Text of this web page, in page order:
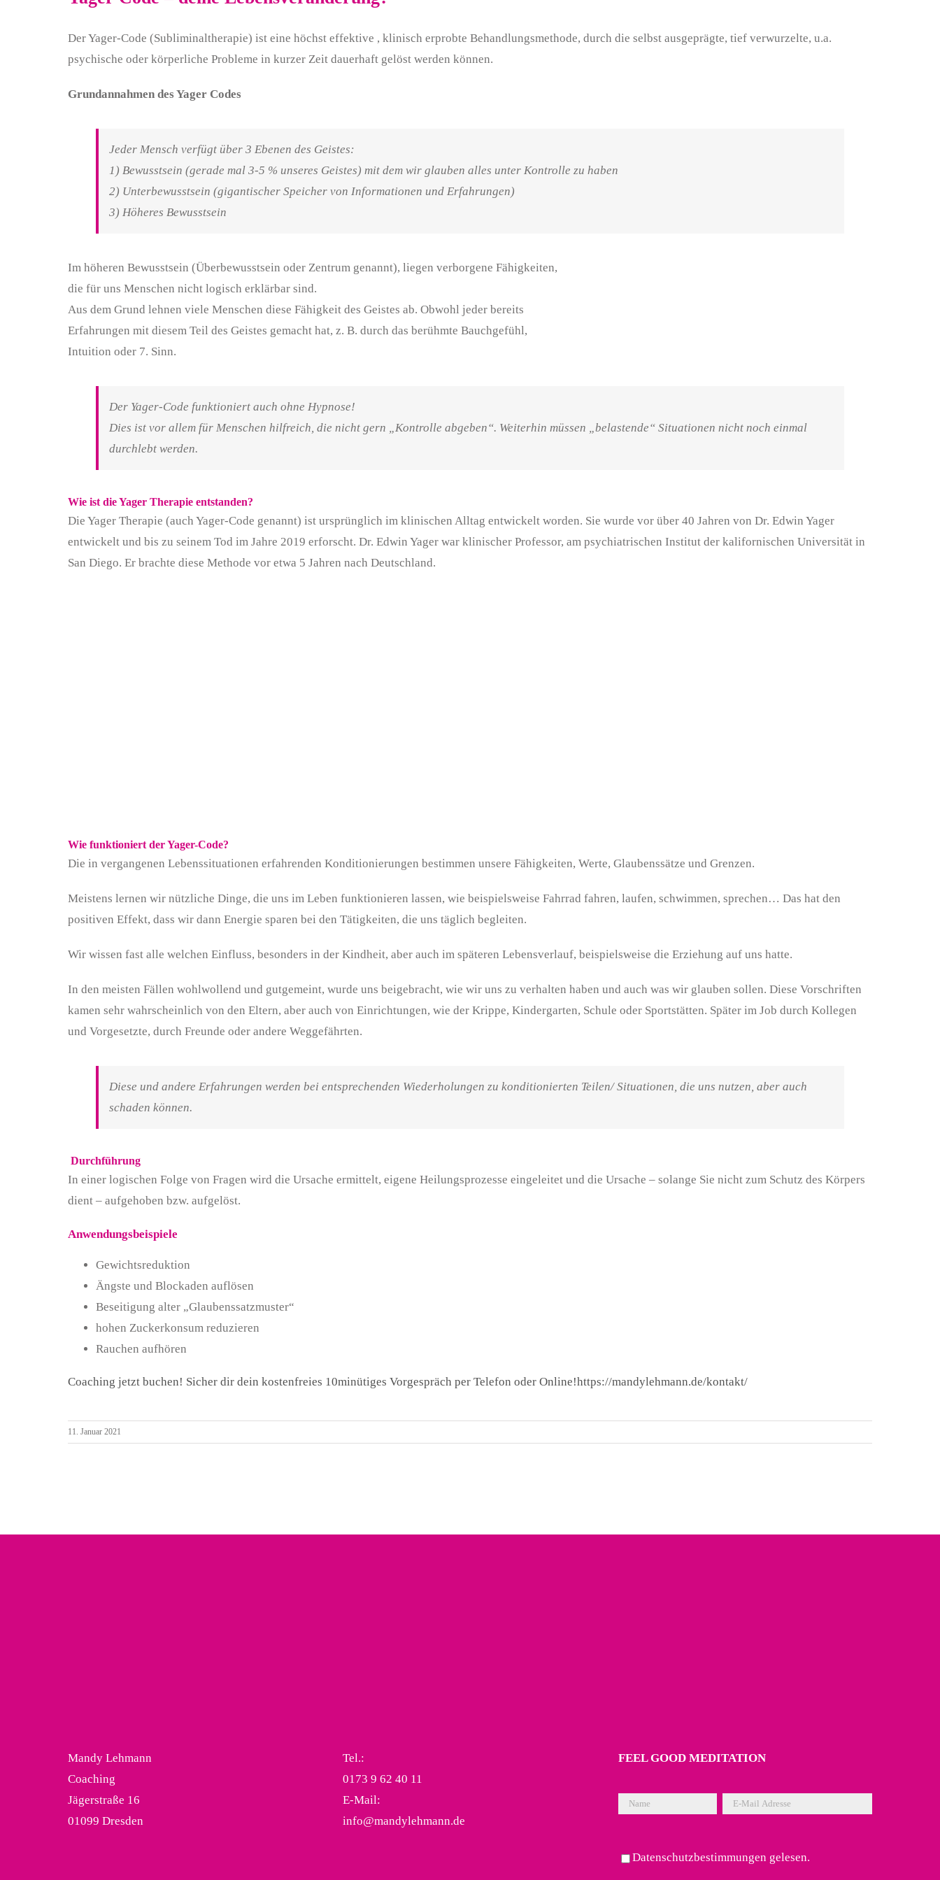
Der Yager-Code (Subliminaltherapie) ist eine höchst effektive , klinisch erprobte Behandlungsmethode, durch die selbst ausgeprägte, tief verwurzelte, u.a.
psychische oder körperliche Probleme in kurzer Zeit dauerhaft gelöst werden können.
Grundannahmen des Yager Codes
Jeder Mensch verfügt über 3 Ebenen des Geistes:
1) Bewusstsein (gerade mal 3-5 % unseres Geistes) mit dem wir glauben alles unter Kontrolle zu haben
2) Unterbewusstsein (gigantischer Speicher von Informationen und Erfahrungen)
3) Höheres Bewusstsein
Im höheren Bewusstsein (Überbewusstsein oder Zentrum genannt), liegen verborgene Fähigkeiten,
die für uns Menschen nicht logisch erklärbar sind.
Aus dem Grund lehnen viele Menschen diese Fähigkeit des Geistes ab. Obwohl jeder bereits
Erfahrungen mit diesem Teil des Geistes gemacht hat, z. B. durch das berühmte Bauchgefühl,
Intuition oder 7. Sinn.
Der Yager-Code funktioniert auch ohne Hypnose!
Dies ist vor allem für Menschen hilfreich, die nicht gern „Kontrolle abgeben“. Weiterhin müssen „belastende“ Situationen nicht noch einmal
durchlebt werden.
Wie ist die Yager Therapie entstanden?
Die Yager Therapie (auch Yager-Code genannt) ist ursprünglich im klinischen Alltag entwickelt worden. Sie wurde vor über 40 Jahren von Dr. Edwin Yager
entwickelt und bis zu seinem Tod im Jahre 2019 erforscht. Dr. Edwin Yager war klinischer Professor, am psychiatrischen Institut der kalifornischen Universität in
San Diego. Er brachte diese Methode vor etwa 5 Jahren nach Deutschland.
Wie funktioniert der Yager-Code?
Die in vergangenen Lebenssituationen erfahrenden Konditionierungen bestimmen unsere Fähigkeiten, Werte, Glaubenssätze und Grenzen.
Meistens lernen wir nützliche Dinge, die uns im Leben funktionieren lassen, wie beispielsweise Fahrrad fahren, laufen, schwimmen, sprechen… Das hat den
positiven Effekt, dass wir dann Energie sparen bei den Tätigkeiten, die uns täglich begleiten.
Wir wissen fast alle welchen Einfluss, besonders in der Kindheit, aber auch im späteren Lebensverlauf, beispielsweise die Erziehung auf uns hatte.
In den meisten Fällen wohlwollend und gutgemeint, wurde uns beigebracht, wie wir uns zu verhalten haben und auch was wir glauben sollen. Diese Vorschriften
kamen sehr wahrscheinlich von den Eltern, aber auch von Einrichtungen, wie der Krippe, Kindergarten, Schule oder Sportstätten. Später im Job durch Kollegen
und Vorgesetzte, durch Freunde oder andere Weggefährten.
Diese und andere Erfahrungen werden bei entsprechenden Wiederholungen zu konditionierten Teilen/ Situationen, die uns nutzen, aber auch
schaden können.
Durchführung
In einer logischen Folge von Fragen wird die Ursache ermittelt, eigene Heilungsprozesse eingeleitet und die Ursache – solange Sie nicht zum Schutz des Körpers
dient – aufgehoben bzw. aufgelöst.
Anwendungsbeispiele
Gewichtsreduktion
Ängste und Blockaden auflösen
Beseitigung alter „Glaubenssatzmuster“
hohen Zuckerkonsum reduzieren
Rauchen aufhören
Coaching jetzt buchen! Sicher dir dein kostenfreies 10minütiges Vorgespräch per Telefon oder Online!https://mandylehmann.de/kontakt/
11. Januar 2021
Mandy Lehmann
Coaching
Jägerstraße 16
01099 Dresden
Tel.:
0173 9 62 40 11
E-Mail:
info@mandylehmann.de
FEEL GOOD MEDITATION
Datenschutzbestimmungengelesen.